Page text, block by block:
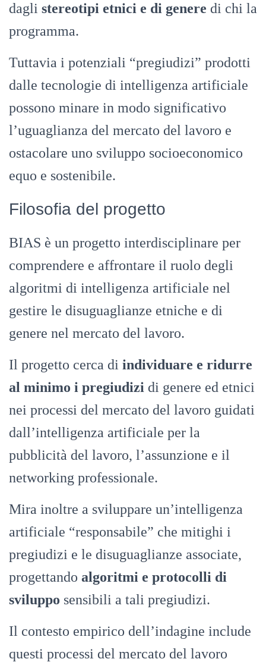
dagli stereotipi etnici e di genere di chi la
programma.
Tuttavia i potenziali “pregiudizi” prodotti
dalle tecnologie di intelligenza artificiale
possono minare in modo significativo
l’uguaglianza del mercato del lavoro e
ostacolare uno sviluppo socioeconomico
equo e sostenibile.
Filosofia del progetto
BIAS è un progetto interdisciplinare per
comprendere e affrontare il ruolo degli
algoritmi di intelligenza artificiale nel
gestire le disuguaglianze etniche e di
genere nel mercato del lavoro.
Il progetto cerca di individuare e ridurre
al minimo i pregiudizi di genere ed etnici
nei processi del mercato del lavoro guidati
dall’intelligenza artificiale per la
pubblicità del lavoro, l’assunzione e il
networking professionale.
Mira inoltre a sviluppare un’intelligenza
artificiale “responsabile” che mitighi i
pregiudizi e le disuguaglianze associate,
progettando algoritmi e protocolli di
sviluppo sensibili a tali pregiudizi.
Il contesto empirico dell’indagine include
questi processi del mercato del lavoro